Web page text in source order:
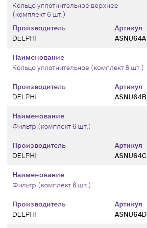
Производитель
DELPHI
Артикул
ASNU64A
Кольцо уплотнительное верхнее
(комплект 6 шт.)
Производитель
DELPHI
Артикул
ASNU64B
Наименование
Кольцо уплотнительное (комплект 6 шт.)
Производитель
DELPHI
Артикул
ASNU64C
Наименование
Фильтр (комплект 6 шт.)
Производитель
DELPHI
Артикул
ASNU64D
Наименование
Фильтр (комплект 6 шт.)